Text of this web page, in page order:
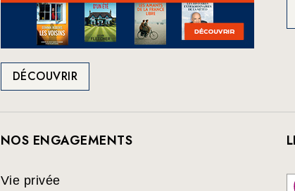
DÉCOUVRIR
NOS ENGAGEMENTS
Vie privée